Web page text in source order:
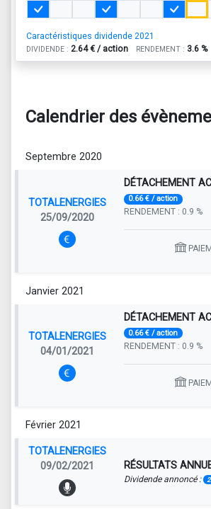
Caractéristiques dividende 2021
DIVIDENDE : 2.64 € / action RENDEMENT : 3.6 %
Calendrier des
Septembre 2020
TOTALENERGIES
25/09/2020
DÉTACHEMENT
0.66 € / action
RENDEMENT : 0.9 %
Janvier 2021
TOTALENERGIES
04/01/2021
DÉTACHEMENT
0.66 € / action
RENDEMENT : 0.9 %
Février 2021
TOTALENERGIES
09/02/2021
RÉSULTATS
Dividende annoncé :